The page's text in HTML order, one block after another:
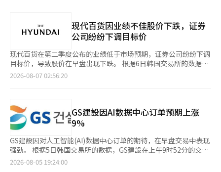
现代百货因业绩不佳股价下跌，证券
公司纷纷下调目标价
现代百货在第二季度公布的业绩低于市场预期，证券公司纷纷下调
目标价，导致股价在早盘出现下跌。 根据6日韩国交易所的数据，
截至下午1时35分，现代百货的股价较前一交易日下跌3200韩元
793亿韩元，分别较去年同期下降1.1%和8.7%。营业利润也低于
市场预期的864亿韩元。 业绩公布后，证券公司纷纷下调目标价。
DB、韩国投资、IBK、Kiwoom、NH投资、汉华、三星证券和新
韩投资证券等公司均进行了目标价的下调。当天调整后的目标价下
限为DB证券的16万韩元，上限为代信证券的22万韩元。 代信证券
的研究员尤正炫在报告中表示：“由于第二季度的低迷业绩影响，
今年的业绩将被下调，但考虑到百货商店的良好业绩及免税店的快
2026-08-07 02:56:20
GS建設因AI数据中心订单预期上涨
9%
GS建設因对人工智能(AI)数据中心订单的期待，在早盘交易中表现
强劲。 根据5日韩国交易所的数据，GS建設在上午9时52分的交易
中，较前一个交易日上涨2550韩元（8.87%），报31300韩元。当
2026-08-05 19:24:00